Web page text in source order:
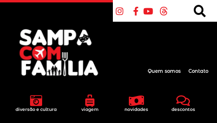
diversão e cultura viagem novidades descontos
Quem somos Contato